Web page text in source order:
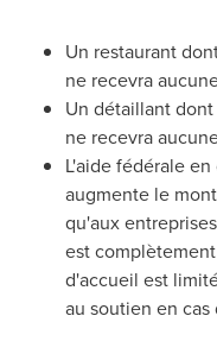
Un restaurant
ne recevra
Un détaillant
ne recevra
L'aide fédérale
augmente le
qu'aux
est
d'accueil est
au soutien en